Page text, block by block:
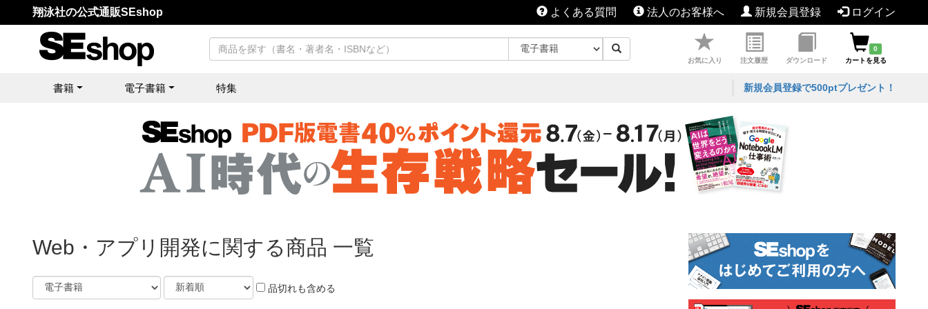
翔泳社の公式通販SEshop よくある質問 法人のお客様へ 新規会員登録 ログイン
お気に入り 注文履歴 ダウンロード
0
カートを見る
書籍 電子書籍 特集 新規会員登録で500ptプレゼント！
Web・アプリ開発に関する商品 一覧
品切れも含める